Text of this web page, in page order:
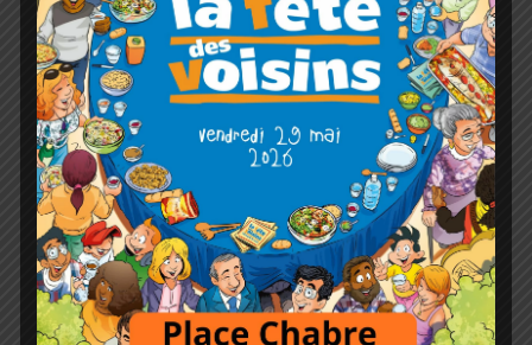
Plus largement, pour les personnes
qui n’ont pas encore adhéré, une
publication est faite dans le
quotidien Var Matin.
A l’occasion d’une Assemblée
Générale, les responsables des
pouvoirs publics et les élus présents
apportent des précisions